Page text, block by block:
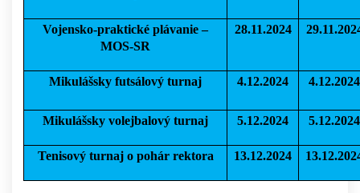
Vojensko-praktické plávanie –
MOS-SR
28.11.2024
Mikulášsky futsálový turnaj 4.12.2024 4.12.2024
Mikulášsky volejbalový turnaj 5.12.2024 5.12.2024
Tenisový turnaj o pohár rektora 13.12.2024